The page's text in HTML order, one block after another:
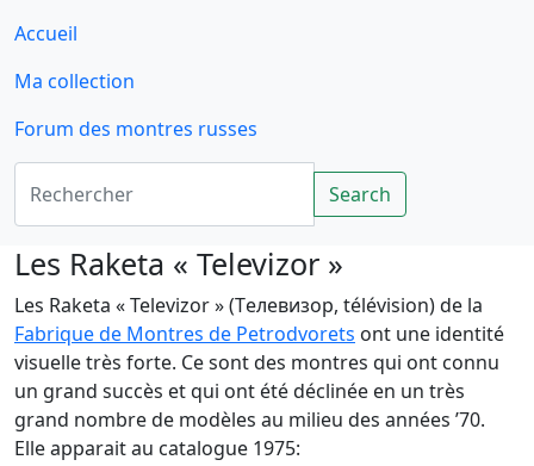
Accueil
Ma collection
Forum des montres russes
Rechercher
Search
Les Raketa « Televizor »
Les Raketa « Televizor » (Tелевизор, télévision) de la
Fabrique de Montres de Petrodvorets ont une identité
visuelle très forte. Ce sont des montres qui ont connu
un grand succès et qui ont été déclinée en un très
grand nombre de modèles au milieu des années ’70.
Elle apparait au catalogue 1975: